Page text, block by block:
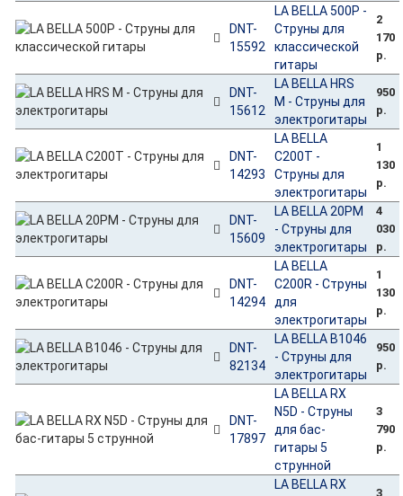
DNT-
15592
LA BELLA 500P -
Струны для
классической
гитары
2
170
р.
DNT-
15612
LA BELLA HRS
M - Струны для
электрогитары
950
р.
DNT-
14293
LA BELLA
C200T -
Струны для
электрогитары
1
130
р.
DNT-
15609
LA BELLA 20PM
- Струны для
электрогитары
4
030
р.
DNT-
14294
LA BELLA
C200R - Струны
для
электрогитары
1
130
р.
DNT-
82134
LA BELLA B1046
- Струны для
электрогитары
950
р.
DNT-
17897
LA BELLA RX
N5D - Струны
для бас-
гитары 5
струнной
3
790
р.
LA BELLA RX
3